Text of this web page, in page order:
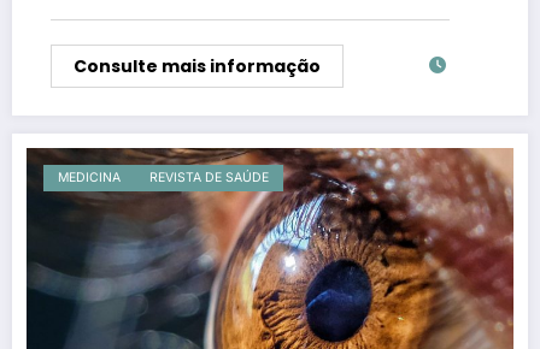
Consulte mais informação
MEDICINA REVISTA DE SAÚDE